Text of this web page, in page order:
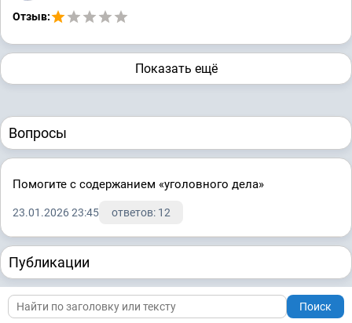
Отзыв:
Показать ещё
Вопросы
Помогите с содержанием «уголовного дела»
23.01.2026 23:45 ответов: 12
Публикации
Поиск